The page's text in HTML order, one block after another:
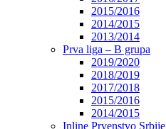
2015/2016
2014/2015
2013/2014
Prva liga – B grupa
2019/2020
2018/2019
2017/2018
2015/2016
2014/2015
Inline Prvenstvo Srbije